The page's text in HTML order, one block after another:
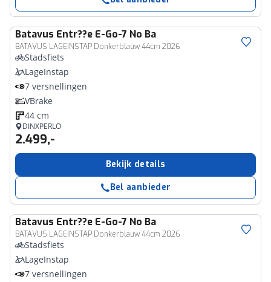
Batavus Entr??e E-Go-7 No Ba
BATAVUS LAGEINSTAP Donkerblauw 44cm 2026
Stadsfiets
LageInstap
7 versnellingen
VBrake
44 cm
DINXPERLO
2.499,-
Bekijk details
Bel aanbieder
Batavus Entr??e E-Go-7 No Ba
BATAVUS LAGEINSTAP Donkerblauw 44cm 2026
Stadsfiets
LageInstap
7 versnellingen